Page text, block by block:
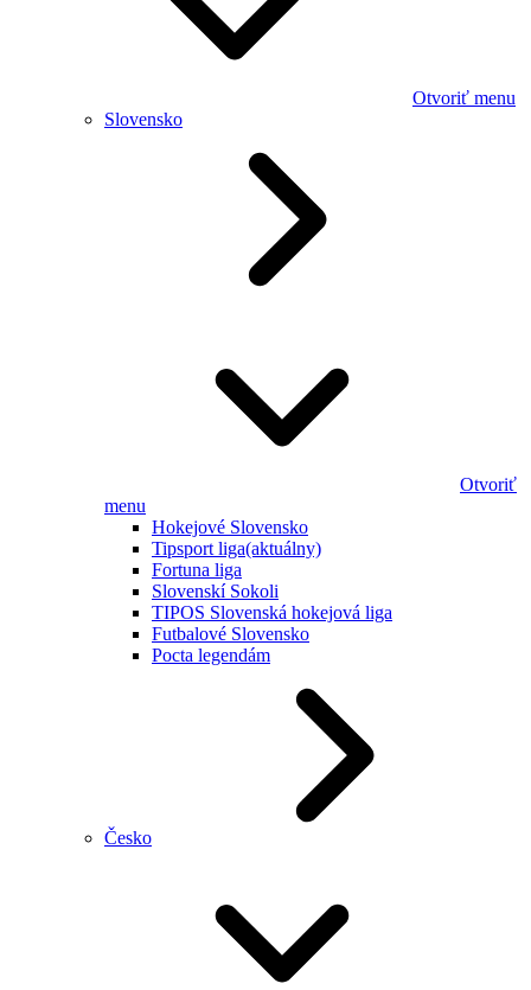
Otvoriť menu
Slovensko
Otvoriť
menu
Hokejové Slovensko
Tipsport liga(aktuálny)
Fortuna liga
Slovenskí Sokoli
TIPOS Slovenská hokejová liga
Futbalové Slovensko
Pocta legendám
Česko